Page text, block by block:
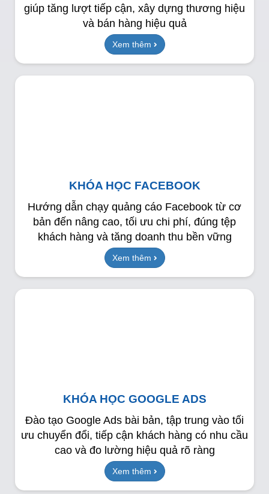
giúp tăng lượt tiếp cận, xây dựng thương hiệu
và bán hàng hiệu quả
Xem thêm
KHÓA HỌC FACEBOOK
Hướng dẫn chạy quảng cáo Facebook từ cơ
bản đến nâng cao, tối ưu chi phí, đúng tệp
khách hàng và tăng doanh thu bền vững
Xem thêm
KHÓA HỌC GOOGLE ADS
Đào tạo Google Ads bài bản, tập trung vào tối
ưu chuyển đổi, tiếp cận khách hàng có nhu cầu
cao và đo lường hiệu quả rõ ràng
Xem thêm